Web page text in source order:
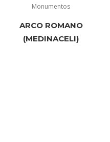
Monumentos
ARCO ROMANO
(MEDINACELI)